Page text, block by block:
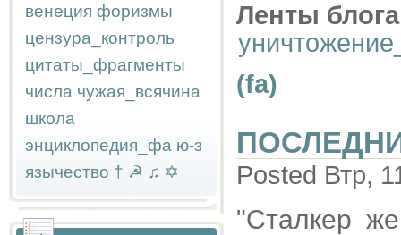
венеция форизмы
цензура_контроль
цитаты_фрагменты
числа чужая_всячина
школа
энциклопедия_фа ю-з
язычество † ☭ ♫ ✡
Ленты
(fa)
Posted Втр,
"Сталкер